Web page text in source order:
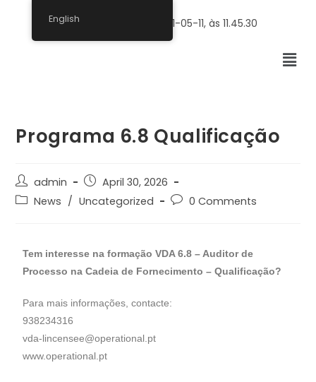
Programa 6.8 Qualificação
admin
April 30, 2026
News / Uncategorized 0 Comments
Tem interesse na formação VDA 6.8 – Auditor de
Processo na Cadeia de Fornecimento – Qualificação?
Para mais informações, contacte:
938234316
vda-lincensee@operational.pt
www.operational.pt
English